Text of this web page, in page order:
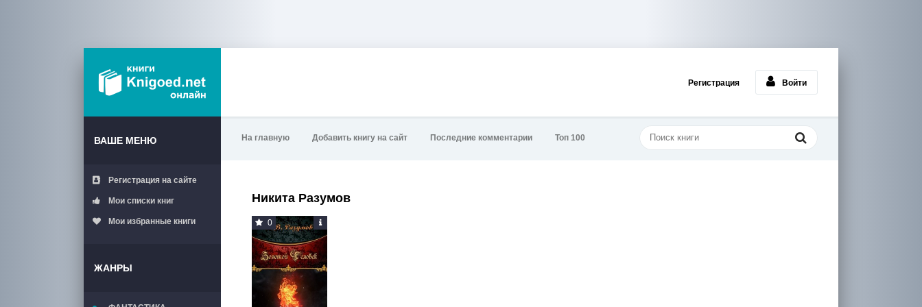
Регистрация Войти
ВАШЕ МЕНЮ
Регистрация на сайте
Мои списки книг
Мои избранные книги
ЖАНРЫ
На главную Добавить книгу на сайт Последние комментарии Топ 100
Никита Разумов
0